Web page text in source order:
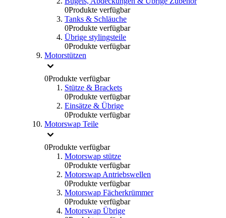
0Produkte verfügbar
Tanks & Schläuche
0Produkte verfügbar
Übrige stylingsteile
0Produkte verfügbar
Motorstützen
0Produkte verfügbar
Stütze & Brackets
0Produkte verfügbar
Einsätze & Übrige
0Produkte verfügbar
Motorswap Teile
0Produkte verfügbar
Motorswap stütze
0Produkte verfügbar
Motorswap Antriebswellen
0Produkte verfügbar
Motorswap Fächerkrümmer
0Produkte verfügbar
Motorswap Übrige